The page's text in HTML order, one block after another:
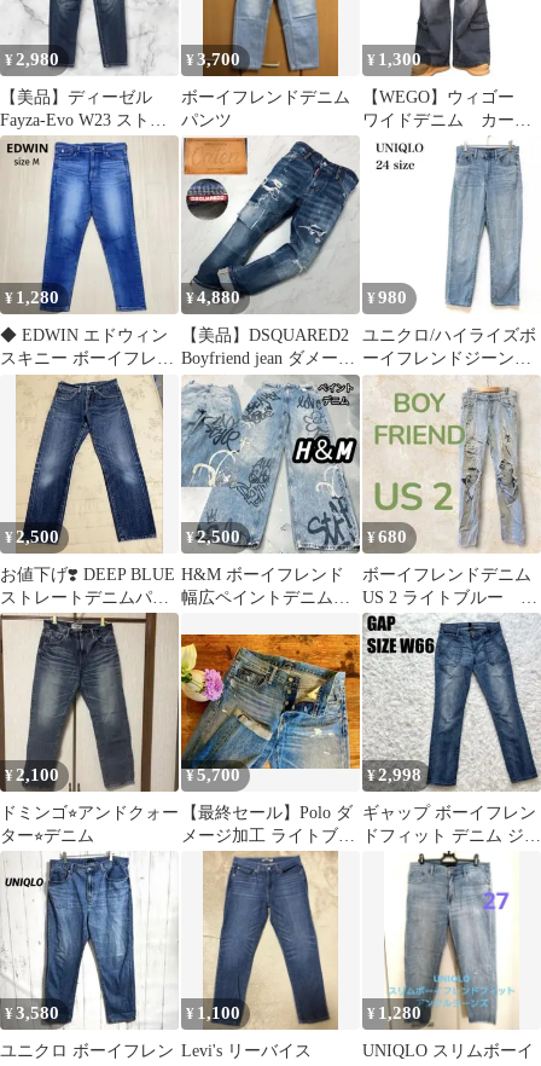
¥2,980
【美品】ディーゼル
Fayza-Evo W23 ストレ
ッチ 立体裁断
¥3,700
ボーイフレンドデニム
パンツ
¥ 1,300
【WEGO】ウィゴー
ワイドデニム カー
ゴ ハイウエスト ボ
ーイフレンド バギー
¥ 1,280
◆ EDWIN エドウィン
スキニー ボーイフレン
ド デニム ジーンズ 日
¥4,880
【美品】DSQUARED2
Boyfriend jean ダメージ
ペイント
¥ 980
ユニクロ/ハイライズボ
ーイフレンドジーンズ/
ストレート/24/ライトブ
¥2,500
お値下げ❣️ DEEP BLUE
ストレートデニムパン
ツ NO.72221
¥2,500
H&M ボーイフレンド
幅広ペイントデニムパ
¥680
ボーイフレンドデニム
US 2 ライトブルー S
ダメージジーンズ
¥2,100
ドミンゴ⭐︎アンドクォー
ター⭐︎デニム
¥5,700
【最終セール】Polo ダ
メージ加工 ライトブル
ーデニム
¥2,998
ギャップ ボーイフレン
ドフィット デニム ジー
ンズ 26インチ
W66【427】
¥3,580
ユニクロ ボーイフレン
¥ 1,100
Levi's リーバイス
¥ 1,280
UNIQLO スリムボーイ